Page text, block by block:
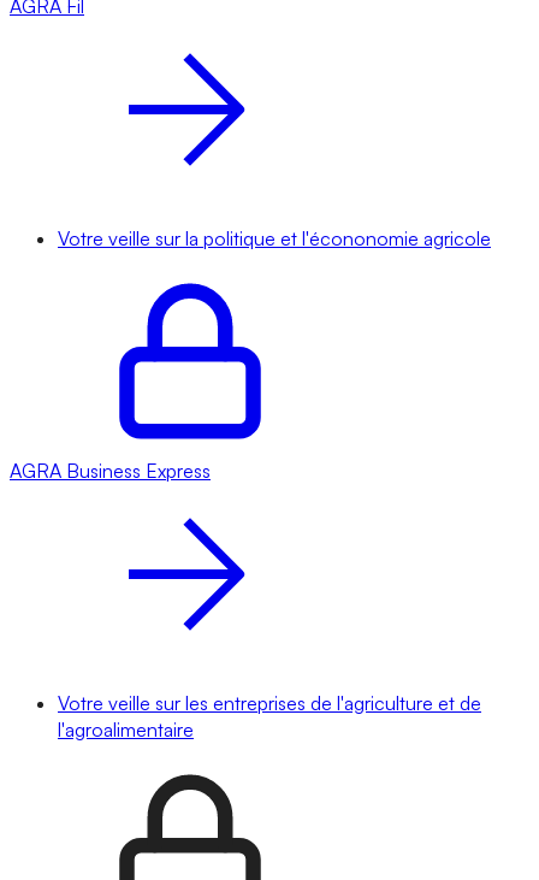
AGRA Fil
Votre veille sur la politique et l'écononomie agricole
AGRA Business Express
Votre veille sur les entreprises de l'agriculture et de
l'agroalimentaire